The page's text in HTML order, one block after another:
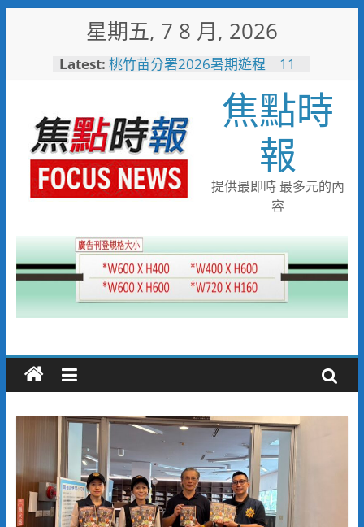
星期五, 7 8 月, 2026
Latest: 桃竹苗分署2026暑期遊程 11
男子性侵偷拍又餵毒致傳播女暴
斃 法官審後判十四年六月徒刑
臺中榮總埔里分院攜手檢方 深
化醫事倫理教育
高溫廚房藏危機 嘉義醫院提醒
慎防熱中暑傷腎
埔基「爸爸健康同行」健康促進
眾健康與安全
焦點時
報
提供最即時 最多元的內
容